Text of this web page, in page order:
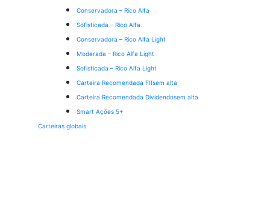
Conservadora – Rico Alfa
Sofisticada – Rico Alfa
Conservadora – Rico Alfa Light
Moderada – Rico Alfa Light
Sofisticada – Rico Alfa Light
Carteira Recomendada FIIsem alta
Carteira Recomendada Dividendosem alta
Smart Ações 5+
Carteiras globais